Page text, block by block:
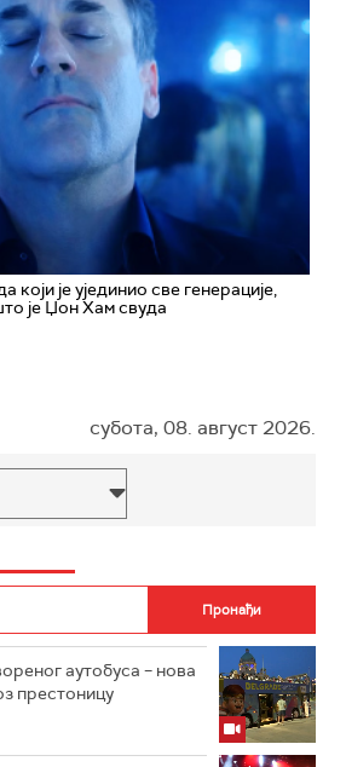
који је ујединио све генерације,
је Џон Хам свуда
субота, 08. август 2026.
аутобуса – нова
престоницу